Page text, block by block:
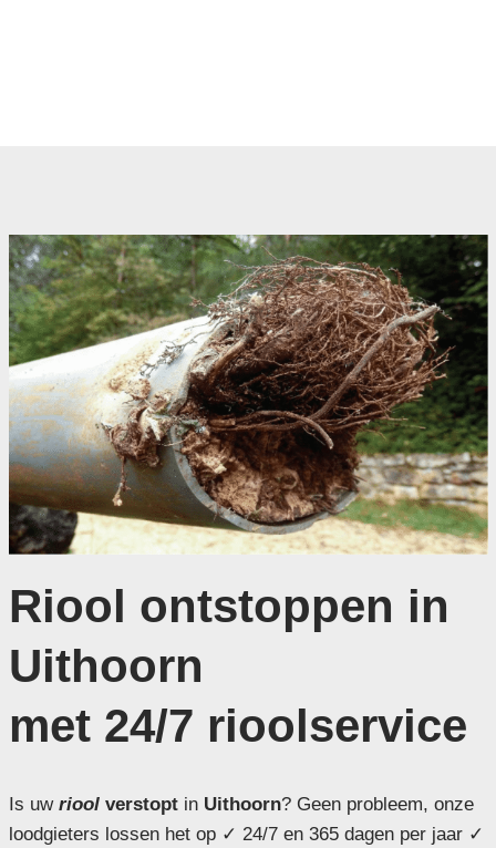
Riool ontstoppen in
Uithoorn
met 24/7 rioolservice
Is uw rioolverstoptin Uithoorn? Geen probleem, onze
loodgieters lossen het op ✓ 24/7 en 365 dagen per jaar ✓